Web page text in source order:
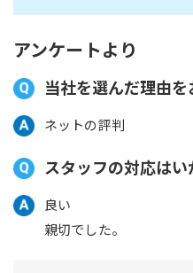
アンケートより
当社を選んだ理由を
ネットの評判
スタッフの対応はい
良い
親切でした。